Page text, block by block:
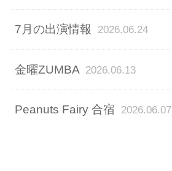
7月の出演情報 2026.06.24
金曜ZUMBA 2026.06.13
Peanuts Fairy 合宿 2026.06.07